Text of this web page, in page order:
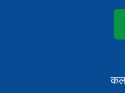
कल